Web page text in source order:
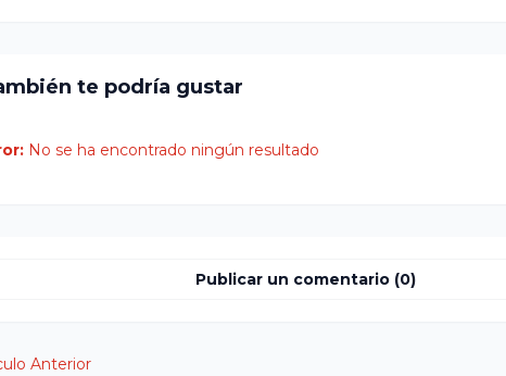
te podría gustar
No se ha encontrado ningún resultado
Publicar un comentario (0)
Anterior